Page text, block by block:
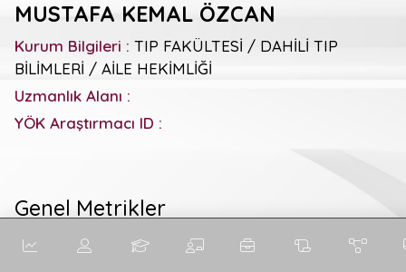
MUSTAFA KEMAL ÖZCAN
Kurum Bilgileri : TIP FAKÜLTESİ / DAHİLİ TIP
BİLİMLERİ / AİLE HEKİMLİĞİ
Uzmanlık Alanı :
YÖK Araştırmacı ID :
Genel Metrikler